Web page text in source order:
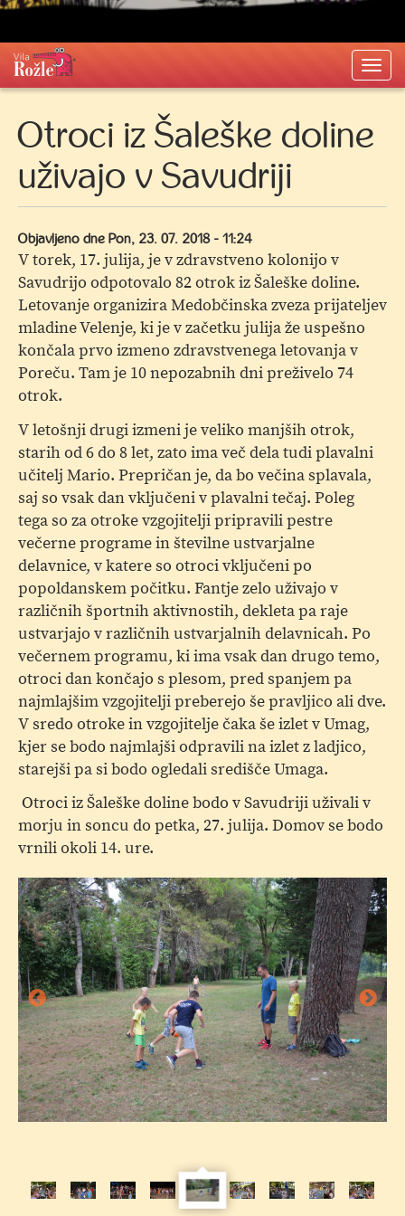
Otroci iz Šaleške doline
uživajo v Savudriji
Objavljeno dne Pon, 23. 07. 2018 - 11:24
V torek, 17. julija, je v zdravstveno kolonijo v
Savudrijo odpotovalo 82 otrok iz Šaleške doline.
Letovanje organizira Medobčinska zveza prijateljev
mladine Velenje, ki je v začetku julija že uspešno
končala prvo izmeno zdravstvenega letovanja v
Poreču. Tam je 10 nepozabnih dni preživelo 74
otrok.
V letošnji drugi izmeni je veliko manjših otrok,
starih od 6 do 8 let, zato ima več dela tudi plavalni
učitelj Mario. Prepričan je, da bo večina splavala,
saj so vsak dan vključeni v plavalni tečaj. Poleg
tega so za otroke vzgojitelji pripravili pestre
večerne programe in številne ustvarjalne
delavnice, v katere so otroci vključeni po
popoldanskem počitku. Fantje zelo uživajo v
različnih športnih aktivnostih, dekleta pa raje
ustvarjajo v različnih ustvarjalnih delavnicah. Po
večernem programu, ki ima vsak dan drugo temo,
otroci dan končajo s plesom, pred spanjem pa
najmlajšim vzgojitelji preberejo še pravljico ali dve.
V sredo otroke in vzgojitelje čaka še izlet v Umag,
kjer se bodo najmlajši odpravili na izlet z ladjico,
starejši pa si bodo ogledali središče Umaga.
Otroci iz Šaleške doline bodo v Savudriji uživali v
morju in soncu do petka, 27. julija. Domov se bodo
vrnili okoli 14. ure.